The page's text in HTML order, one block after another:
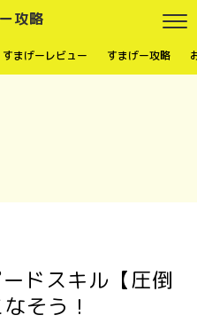
攻略
すまげーレビュー すまげー攻略
ドスキル【圧倒
そう！